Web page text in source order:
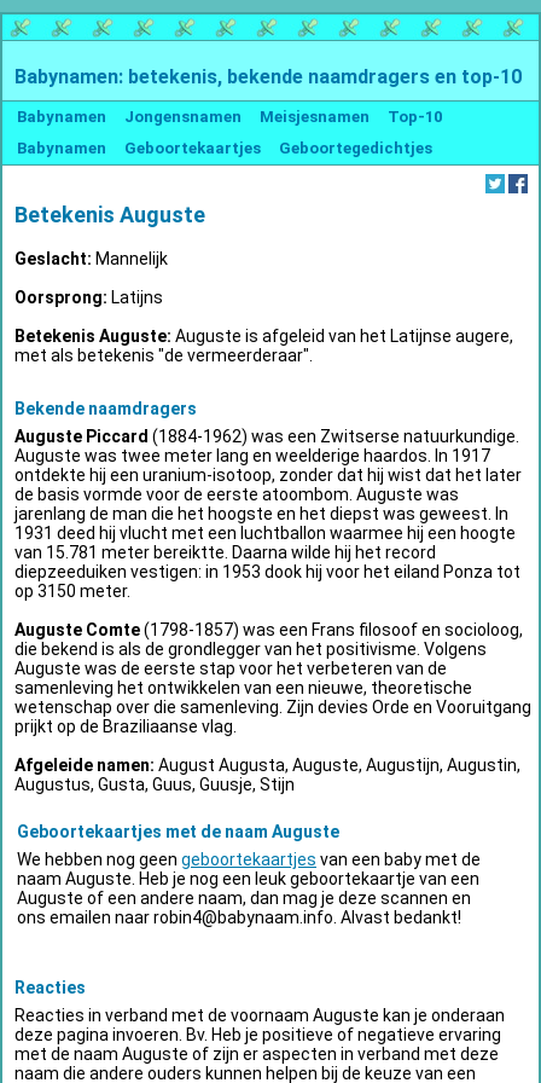
Babynamen: betekenis, bekende naamdragers en top-10
Babynamen Jongensnamen Meisjesnamen
Top-10
Babynamen
Geboortekaartjes Geboortegedichtjes
Betekenis Auguste
Geslacht: Mannelijk
Oorsprong: Latijns
Betekenis Auguste: Auguste is afgeleid van het Latijnse augere,
met als betekenis "de vermeerderaar".
Bekende naamdragers
Auguste Piccard (1884-1962) was een Zwitserse natuurkundige.
Auguste was twee meter lang en weelderige haardos. In 1917
ontdekte hij een uranium-isotoop, zonder dat hij wist dat het later
de basis vormde voor de eerste atoombom. Auguste was
jarenlang de man die het hoogste en het diepst was geweest. In
1931 deed hij vlucht met een luchtballon waarmee hij een hoogte
van 15.781 meter bereiktte. Daarna wilde hij het record
diepzeeduiken vestigen: in 1953 dook hij voor het eiland Ponza tot
op 3150 meter.
Auguste Comte(1798-1857) was een Frans filosoof en socioloog,
die bekend is als de grondlegger van het positivisme. Volgens
Auguste was de eerste stap voor het verbeteren van de
samenleving het ontwikkelen van een nieuwe, theoretische
wetenschap over die samenleving. Zijn devies Orde en Vooruitgang
prijkt op de Braziliaanse vlag.
Afgeleide namen: August Augusta, Auguste, Augustijn, Augustin,
Augustus, Gusta, Guus, Guusje, Stijn
Geboortekaartjes met de naam Auguste
We hebben nog geen geboortekaartjes van een baby met de
naam Auguste. Heb je nog een leuk geboortekaartje van een
Auguste of een andere naam, dan mag je deze scannen en
ons emailen naarrobin4@babynaam.info . Alvast bedankt!
Reacties
Reacties in verband met de voornaam Auguste kan je onderaan
deze pagina invoeren. Bv. Heb je positieve of negatieve ervaring
met de naam Auguste of zijn er aspecten in verband met deze
naam die andere ouders kunnen helpen bij de keuze van een